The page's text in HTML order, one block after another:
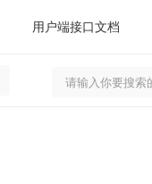
用户端接口文档